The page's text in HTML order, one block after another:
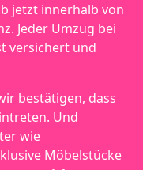
jetzt innerhalb von
Jeder Umzug bei
versichert und
bestätigen, dass
Und
wie
Möbelstücke